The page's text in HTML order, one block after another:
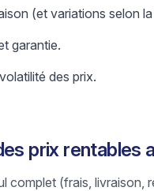
(et variations selon
garantie.
des prix.
prix rentables
complet (frais, livraison,